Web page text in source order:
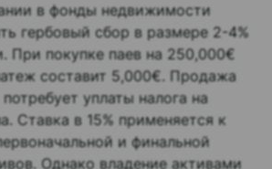
в фонды недвижимости
гербовый сбор в размере 2-4%
При покупке паев на 250,000€
составит 5,000€. Продажа
уплаты налога на
Ставка в 15% применяется к
и финальной
Однако владение активами